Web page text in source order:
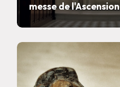
messe de l'Ascension